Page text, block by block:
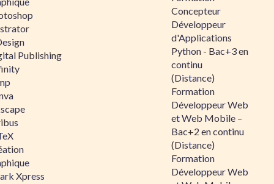
Publishing
Xpress
Concepteur
Développeur
d'Applications
Python - Bac+3 en
continu
(Distance)
Formation
Développeur Web
et Web Mobile –
Bac+2 en continu
(Distance)
Formation
Développeur Web